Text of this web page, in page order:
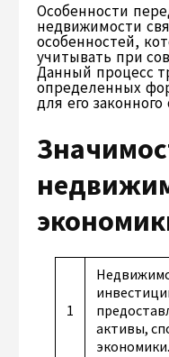
Особенности
недвижимости
особенностей,
учитывать при
Данный процесс
определенных
для его
1
активы,
экономики.